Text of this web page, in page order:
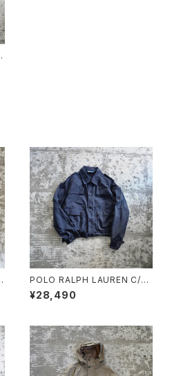
POLO RALPH LAUREN C/N
SHORT JACKET
¥28,490